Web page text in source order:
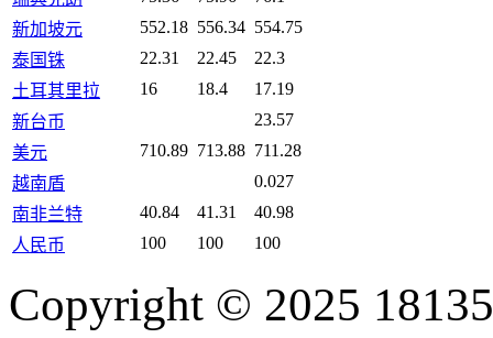
新加坡元
552.18 556.34 554.75
泰国铢
22.31 22.45
22.3
土耳其里拉
16 18.4
17.19
新台币
23.57
美元
710.89 713.88 711.28
越南盾
0.027
南非兰特
40.84 41.31
40.98
人民币
100 100 100
Copyright © 2025